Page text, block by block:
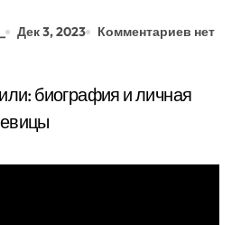
Дек 3, 2023 Комментариев нет